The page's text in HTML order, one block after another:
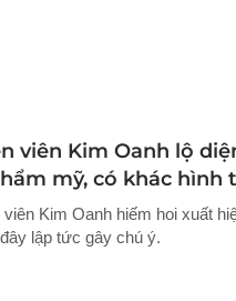
viên Kim Oanh lộ
mỹ, có khác hình
viên Kim Oanh hiếm hoi xuất
lập tức gây chú ý.